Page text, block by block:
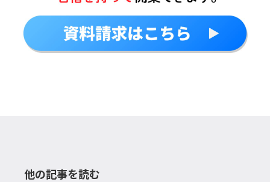
他の記事を読む